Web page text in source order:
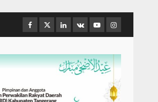
Facebook
TwitterLinkedin
VK YoutubeInstagram